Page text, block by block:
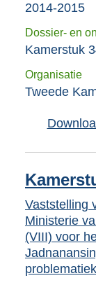
2014-2015
Dossier- en
Kamerstuk
Organisatie
Tweede
Vaststelling
Ministerie
(VIII) voor